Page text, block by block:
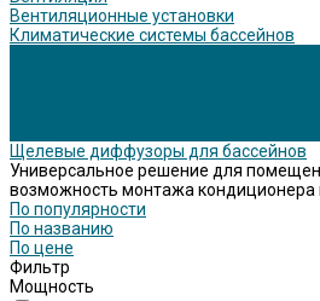
Вентиляционные установки
Климатические системы бассейнов
Щелевые диффузоры для бассейнов
Универсальное решение для
возможность монтажа кондиционера
По популярности
По названию
По цене
Фильтр
Мощность